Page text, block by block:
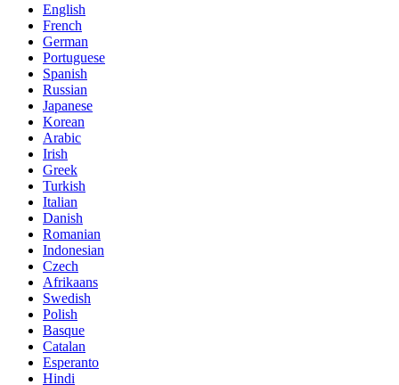
English
French
German
Portuguese
Spanish
Russian
Japanese
Korean
Arabic
Irish
Greek
Turkish
Italian
Danish
Romanian
Indonesian
Czech
Afrikaans
Swedish
Polish
Basque
Catalan
Esperanto
Hindi